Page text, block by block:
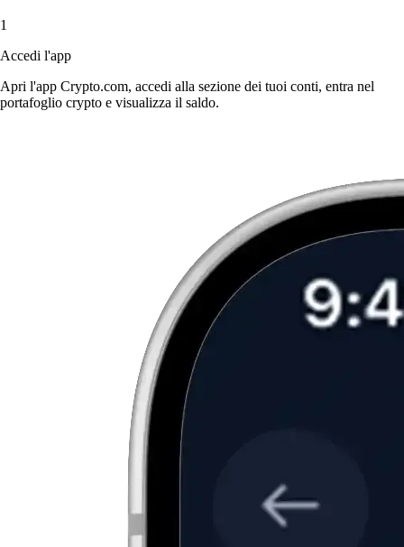
1
Accedi l'app
Apri l'app Crypto.com, accedi alla sezione dei tuoi conti, entra nel
portafoglio crypto e visualizza il saldo.